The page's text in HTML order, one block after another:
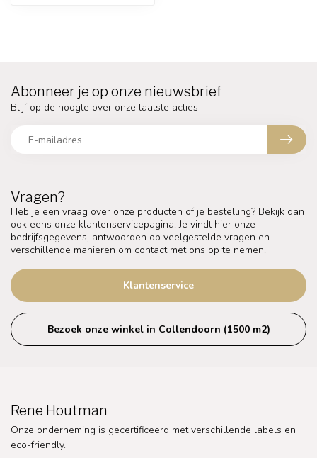
Vragen?
Heb je een vraag over onze producten of je bestelling? Bekijk dan
ook eens onze klantenservicepagina. Je vindt hier onze
bedrijfsgegevens, antwoorden op veelgestelde vragen en
verschillende manieren om contact met ons op te nemen.
Klantenservice
Bezoek onze winkel in Collendoorn (1500 m2)
Abonneer je op onze nieuwsbrief
Blijf op de hoogte over onze laatste acties
Rene Houtman
Onze onderneming is gecertificeerd met verschillende labels en
eco-friendly.